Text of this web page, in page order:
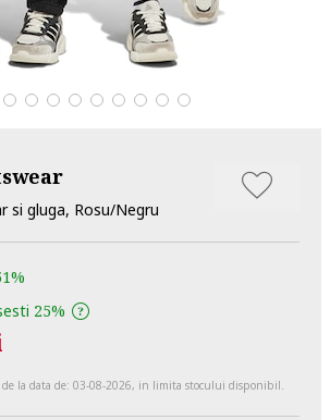
si gluga, Rosu/Negru
25%
la data de: 03-08-2026, in limita stocului disponibil.